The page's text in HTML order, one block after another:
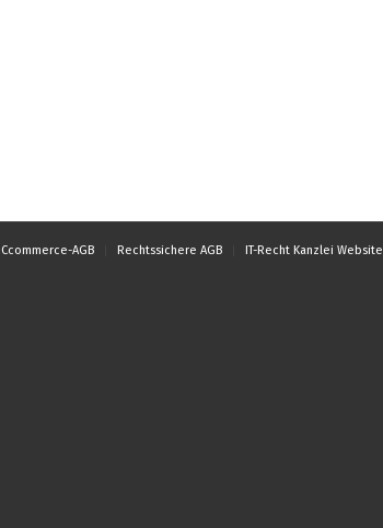
AGB Rechtssichere AGB IT-Recht Kanzlei Website